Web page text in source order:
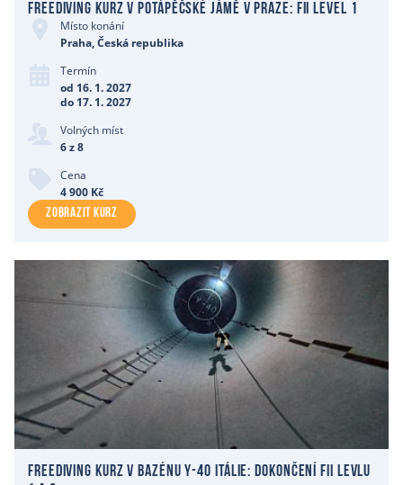
Freediving kurz v potápěčské jámě v Praze: FII level 1
Místo konání
Praha, Česká republika
Termín
od 16. 1. 2027
do 17. 1. 2027
Volných míst
6 z 8
Cena
4 900 Kč
ZOBRAZIT KURZ
Freediving kurz v bazénu Y-40 Itálie: dokončení FII levlu